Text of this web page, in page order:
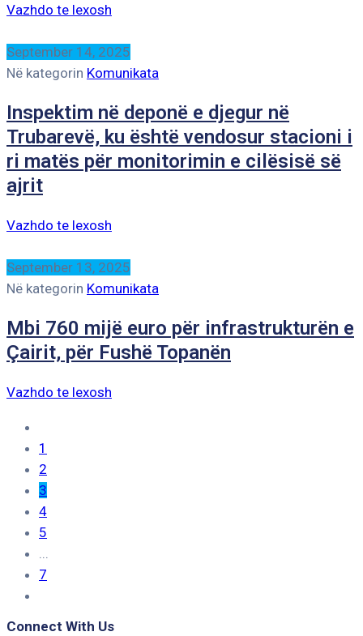
Vazhdo te lexosh
September 14, 2025
Në kategorin Komunikata
Inspektim në deponë e djegur në
Trubarevë, ku është vendosur stacioni i
ri matës për monitorimin e cilësisë së
ajrit
Vazhdo te lexosh
September 13, 2025
Në kategorin Komunikata
Mbi 760 mijë euro për infrastrukturën e
Çairit, për Fushë Topanën
Vazhdo te lexosh
1
2
3
4
5
...
7
Connect With Us